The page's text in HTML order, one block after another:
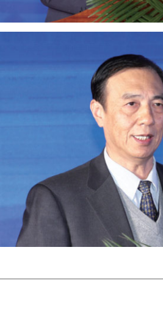
第十三届中国企业发展论
业十大新闻揭晓仪式暨
战略”渤海新区峰会，1月
沧州市举办
会副主任委员张文台，